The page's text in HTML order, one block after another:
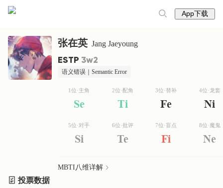
App下载
张在英 Jang Jaeyoung
ESTP 3w2
语义错误｜Semantic Error
1位·主角
Se
2位·配角
Ti
3位·替补
Fe
4位·龙套
Ni
5位·对手
Si
6位·批评
Te
7位·盲点
Fi
8位·魔鬼
Ne
MBTI八维详解
投票数据